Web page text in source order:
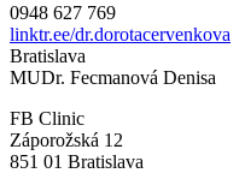
0948 627 769
linktr.ee/dr.dorotacervenkova
Bratislava
MUDr. Fecmanová Denisa
FB Clinic
Záporožská 12
851 01 Bratislava